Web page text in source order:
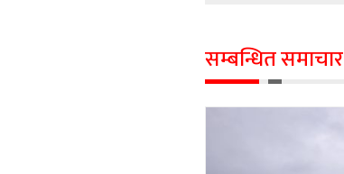
सम्बन्धित समाचार